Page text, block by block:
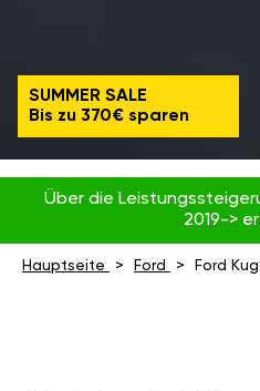
SUMMER SALE
Bis zu 370€ sparen
Über die
2019->
Hauptseite Ford Ford